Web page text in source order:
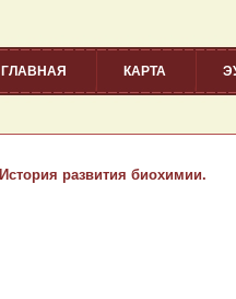
ГЛАВНАЯ КАРТА
История развития биохимии.